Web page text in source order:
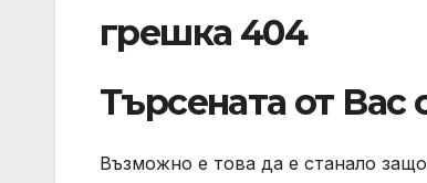
грешка 404
Търсената от Вас
Възможно е това да е станало